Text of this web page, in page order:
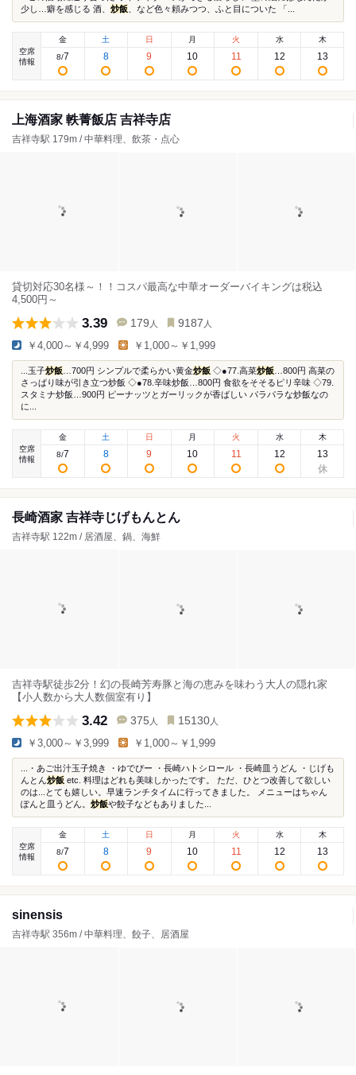
少し…癖を感じる 酒、 炒飯 、など色々頼みつつ、ふと目についた 「...
空席
情報
金
8/7
土
8
日
9
月
10
火
11
水
12
木
13
上海酒家 軼菁飯店 吉祥寺店
吉祥寺駅 179m / 中華料理、飲茶・点心
貸切対応30名様～！！コスパ最高な中華オーダーバイキングは税込
4,500円～
3.39 179 人 9187 人
￥4,000～￥4,999 ￥1,000～￥1,999
...玉子炒飯 …700円 シンプルで柔らかい黄金炒飯 ◇●77.高菜炒飯 …800円 高菜の
さっぱり味が引き立つ炒飯 ◇●78.辛味炒飯…800円 食欲をそそるピリ辛味 ◇79.
スタミナ炒飯…900円 ピーナッツとガーリックが香ばしい パラパラな炒飯なの
に...
空席
情報
金
8/7
土
8
日
9
月
10
火
11
水
12
木
13
長崎酒家 吉祥寺じげもんとん
吉祥寺駅 122m / 居酒屋、鍋、海鮮
吉祥寺駅徒歩2分！幻の長崎芳寿豚と海の恵みを味わう大人の隠れ家
【小人数から大人数個室有り】
3.42 375 人 15130 人
￥3,000～￥3,999 ￥1,000～￥1,999
...・あご出汁玉子焼き ・ゆでぴー ・長崎ハトシロール ・長崎皿うどん ・じげも
んとん炒飯 etc. 料理はどれも美味しかったです。 ただ、ひとつ改善して欲しい
のは...とても嬉しい。早速ランチタイムに行ってきました。 メニューはちゃん
ぽんと皿うどん。 炒飯や餃子などもありました...
空席
情報
金
8/7
土
8
日
9
月
10
火
11
水
12
木
13
sinensis
吉祥寺駅 356m / 中華料理、餃子、居酒屋